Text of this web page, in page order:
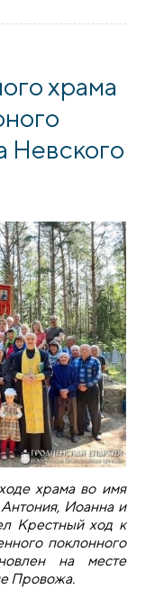
поклонный крест
храма
Невского
храма во имя
Иоанна и
Крестный ход к
поклонного
на месте
Провожа.